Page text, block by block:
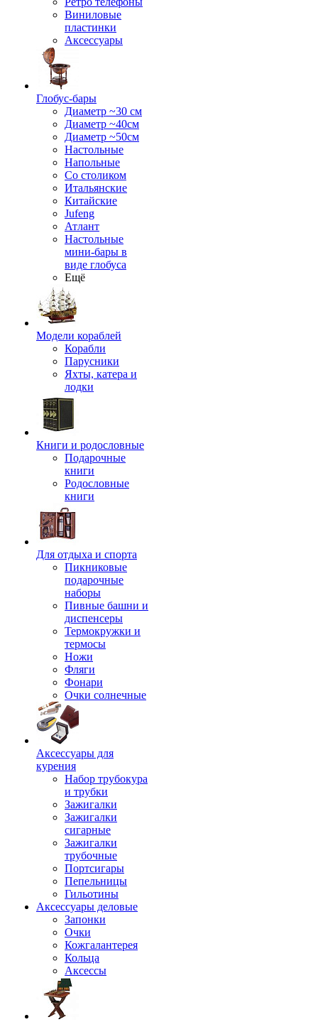
Виниловые
пластинки
Аксессуары
Глобус-бары
Диаметр ~30 см
Диаметр ~40см
Диаметр ~50см
Настольные
Напольные
Со столиком
Итальянские
Китайские
Jufeng
Атлант
Настольные
мини-бары в
виде глобуса
Ещё
Модели кораблей
Корабли
Парусники
Яхты, катера и
лодки
Книги и родословные
Подарочные
книги
Родословные
книги
Для отдыха и спорта
Пикниковые
подарочные
наборы
Пивные башни и
диспенсеры
Термокружки и
термосы
Ножи
Фляги
Фонари
Очки солнечные
Аксессуары для
курения
Набор трубокура
и трубки
Зажигалки
Зажигалки
сигарные
Зажигалки
трубочные
Портсигары
Пепельницы
Гильотины
Аксессуары деловые
Запонки
Очки
Кожгалантерея
Кольца
Аксессы